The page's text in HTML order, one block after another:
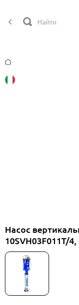
Насос
10SVH03F011T/